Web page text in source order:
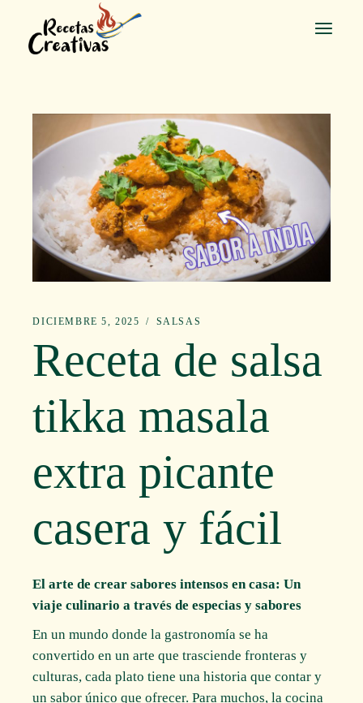
contenido
DICIEMBRE 5, 2025 SALSAS
Receta de salsa
tikka masala
extra picante
casera y fácil
El arte de crear sabores intensos en casa: Un
viaje culinario a través de especias y sabores
En un mundo donde la gastronomía se ha
convertido en un arte que trasciende fronteras y
culturas, cada plato tiene una historia que contar y
un sabor único que ofrecer. Para muchos, la cocina